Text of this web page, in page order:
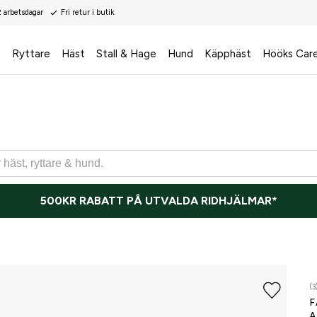
Fri retur i butik
Ryttare Häst Stall & Hage Hund Käpphäst Hööks
500KR RABATT PÅ UTVALDA RIDHJÄLMAR*